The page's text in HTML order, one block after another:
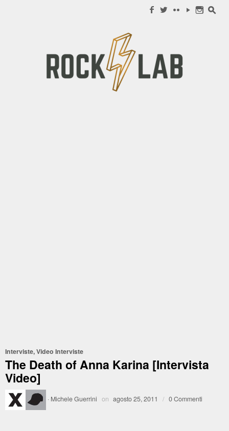
f w c y n s
Interviste,Video Interviste
The Death of Anna Karina [Intervista
Video]
· Michele Guerrini on agosto 25, 2011 / 0 Commenti